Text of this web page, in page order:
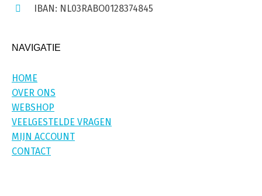
IBAN: NL03RABO0128374845
NAVIGATIE
HOME
OVER ONS
WEBSHOP
VEELGESTELDE VRAGEN
MIJN ACCOUNT
CONTACT